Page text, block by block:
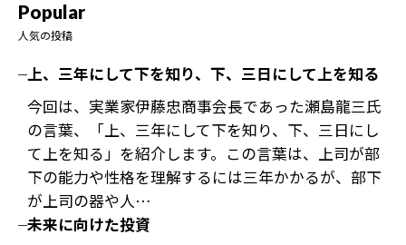
Popular
人気の投稿
上、三年にして下を知り、下、三日にして上を知る
今回は、実業家伊藤忠商事会長であった瀬島龍三氏
の言葉、「上、三年にして下を知り、下、三日にし
て上を知る」を紹介します。この言葉は、上司が部
下の能力や性格を理解するには三年かかるが、部下
が上司の器や人…
未来に向けた投資